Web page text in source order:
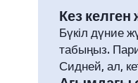
Кез
Бүкіл дүние
табыңыз.
Сидней, ал,